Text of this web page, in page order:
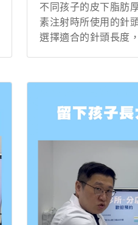
不同孩子的皮下脂肪
素注射時所使用的針
選擇適合的針頭長度
皮下脂肪較少、體型